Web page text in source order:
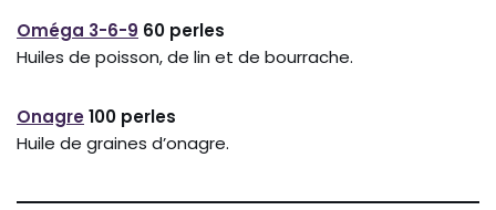
Oméga 3-6-9 60 perles
Huiles de poisson, de lin et de bourrache.
Onagre100 perles
Huile de graines d’onagre.